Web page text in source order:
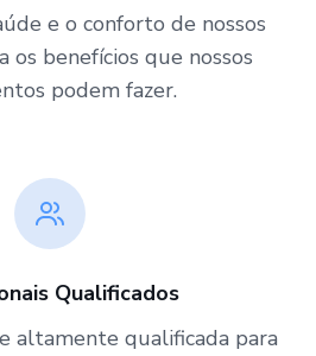
e o conforto de nossos
os benefícios que nossos
podem fazer.
Qualificados
altamente qualificada para